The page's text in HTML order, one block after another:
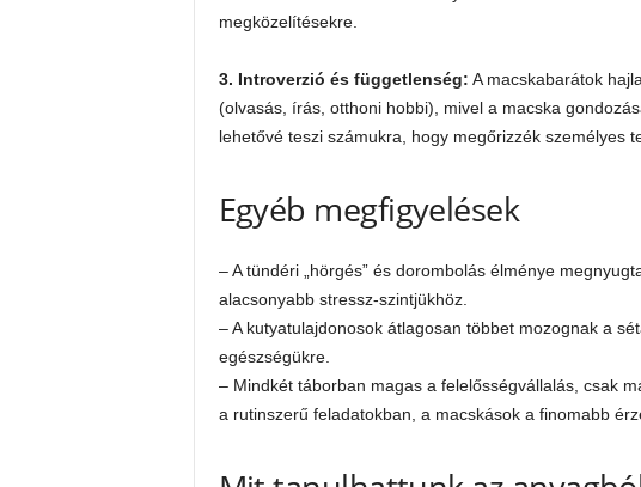
megközelítésekre.
3. Introverzió és függetlenség: A macskabarátok
(olvasás, írás, otthoni hobbi), mivel a macska
lehetővé teszi számukra, hogy megőrizzék személyes
Egyéb megfigyelések
– A tündéri „hörgés” és dorombolás élménye
alacsonyabb stressz-szintjükhöz.
– A kutyatulajdonosok átlagosan többet mozognak a
egészségükre.
– Mindkét táborban magas a felelősségvállalás, csak
a rutinszerű feladatokban, a macskások a finomabb